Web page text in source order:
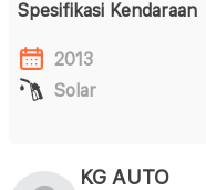
Spesifikasi Kendaraan
2013
Solar
KG AUTO